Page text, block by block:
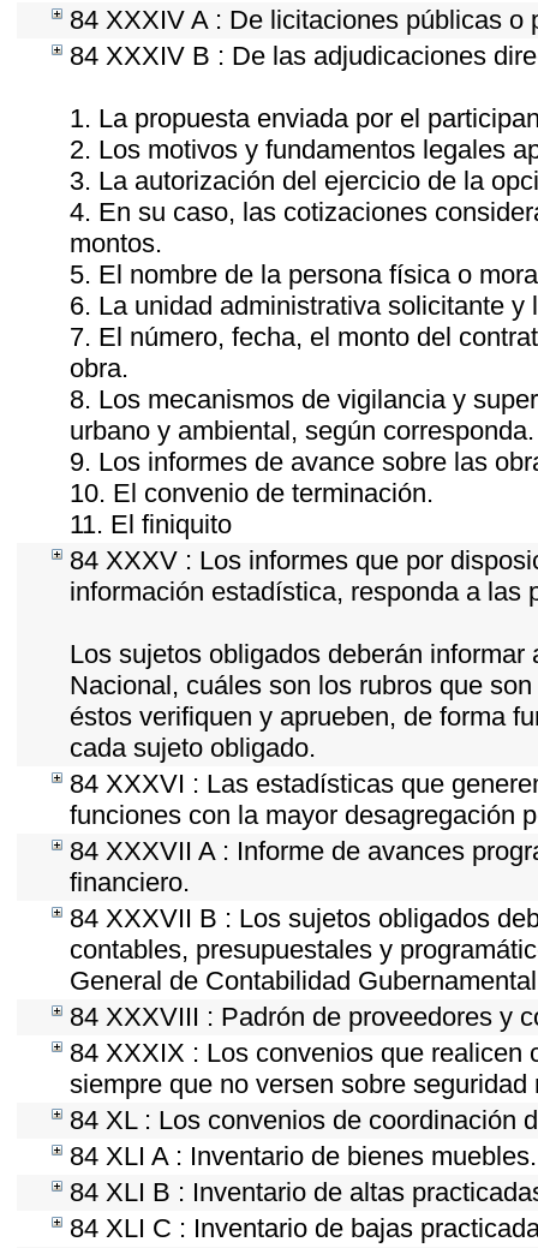
84 XXXIV A : De licitaciones públicas
84 XXXIV B : De las adjudicaciones
1. La propuesta enviada por el
2. Los motivos y fundamentos legales
3. La autorización del ejercicio de la
4. En su caso, las cotizaciones
montos.
5. El nombre de la persona física o
6. La unidad administrativa solicitante
7. El número, fecha, el monto del
obra.
8. Los mecanismos de vigilancia y
urbano y ambiental, según corresponda.
9. Los informes de avance sobre las
10. El convenio de terminación.
11. El finiquito
84 XXXV : Los informes que por
información estadística, responda a las
Los sujetos obligados deberán
Nacional, cuáles son los rubros que
éstos verifiquen y aprueben, de forma
cada sujeto obligado.
84 XXXVI : Las estadísticas que
funciones con la mayor desagregación
84 XXXVII A : Informe de avances
financiero.
84 XXXVII B : Los sujetos obligados
contables, presupuestales y
General de Contabilidad
84 XXXVIII : Padrón de proveedores y
84 XXXIX : Los convenios que realicen
siempre que no versen sobre
84 XL : Los convenios de coordinación
84 XLI A : Inventario de bienes muebles.
84 XLI B : Inventario de altas
84 XLI C : Inventario de bajas